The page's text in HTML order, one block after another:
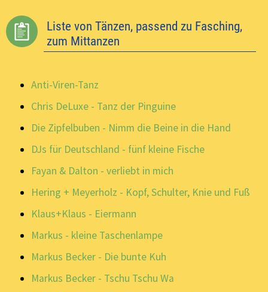
Liste von Tänzen, passend zu Fasching,
zum Mittanzen
Anti-Viren-Tanz
Chris DeLuxe - Tanz der Pinguine
Die Zipfelbuben - Nimm die Beine in die Hand
DJs für Deutschland - fünf kleine Fische
Fayan & Dalton - verliebt in mich
Hering + Meyerholz - Kopf, Schulter, Knie und Fuß
Klaus+Klaus - Eiermann
Markus - kleine Taschenlampe
Markus Becker - Die bunte Kuh
Markus Becker - Tschu Tschu Wa